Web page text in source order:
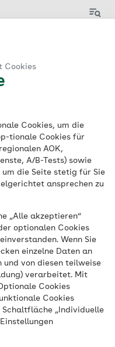
Cookies
Cookies, um die
tionale Cookies für
AOK,
A/B-Tests) sowie
die Seite stetig für Sie
ansprechen zu
„Alle akzeptieren“
optionalen Cookies
Wenn Sie
einzelne Daten an
und von diesen teilweise
verarbeitet. Mit
Cookies
Cookies
„Individuelle
der